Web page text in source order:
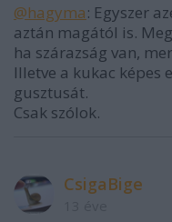
@hagyma: Egyszer
aztán magától is.
ha szárazság van,
Illetve a kukac képes
gusztusát.
Csak szólok.
CsigaBige